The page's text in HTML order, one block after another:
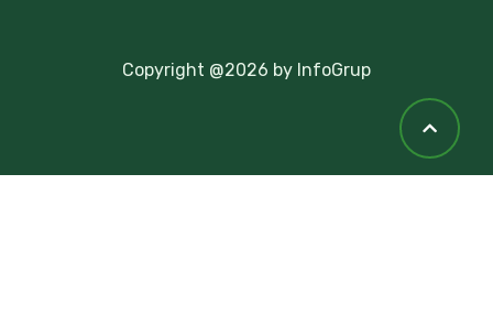
Copyright @2026 by InfoGrup